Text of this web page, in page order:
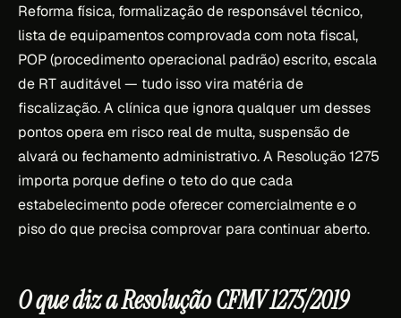
Reforma física, formalização de responsável técnico,
lista de equipamentos comprovada com nota fiscal,
POP (procedimento operacional padrão) escrito, escala
de RT auditável — tudo isso vira matéria de
fiscalização. A clínica que ignora qualquer um desses
pontos opera em risco real de multa, suspensão de
alvará ou fechamento administrativo. A Resolução 1275
importa porque define o teto do que cada
estabelecimento pode oferecer comercialmente e o
piso do que precisa comprovar para continuar aberto.
O que diz a Resolução CFMV 1275/2019